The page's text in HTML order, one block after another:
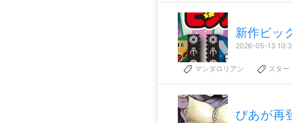
新作ビッ
2026-05-13
マンダロリアン スター
ぴあが再